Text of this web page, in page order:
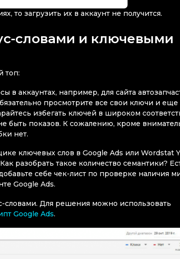
то загрузить их в аккаунт не получится.
словами и ключевыми
топ:
аккаунтах, например, для сайта
просмотрите все свои ключи и еще
избегать ключей в широком
быть показов. К сожалению, кроме
нет.
ключевых слов в Google Ads или Wordstat
разобрать такое количество семантики?
себе чек-лист по проверке наличия
Google Ads.
словами. Для решения можно использовать
Google Ads.